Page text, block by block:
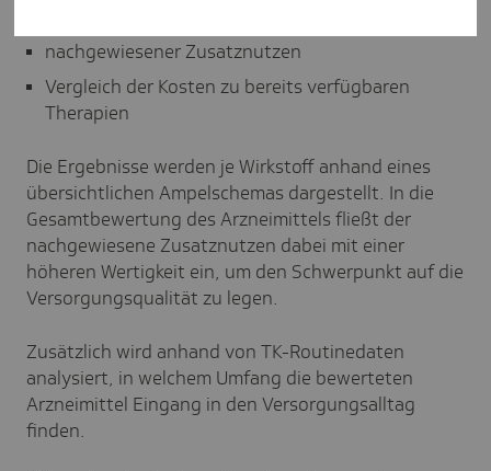
nachgewiesener Zusatznutzen
Vergleich der Kosten zu bereits verfügbaren
Therapien
Die Ergebnisse werden je Wirkstoff anhand eines
übersichtlichen Ampelschemas dargestellt. In die
Gesamtbewertung des Arzneimittels fließt der
nachgewiesene Zusatznutzen dabei mit einer
höheren Wertigkeit ein, um den Schwerpunkt auf die
Versorgungsqualität zu legen.
Zusätzlich wird anhand von TK-Routinedaten
analysiert, in welchem Umfang die bewerteten
Arzneimittel Eingang in den Versorgungsalltag
finden.